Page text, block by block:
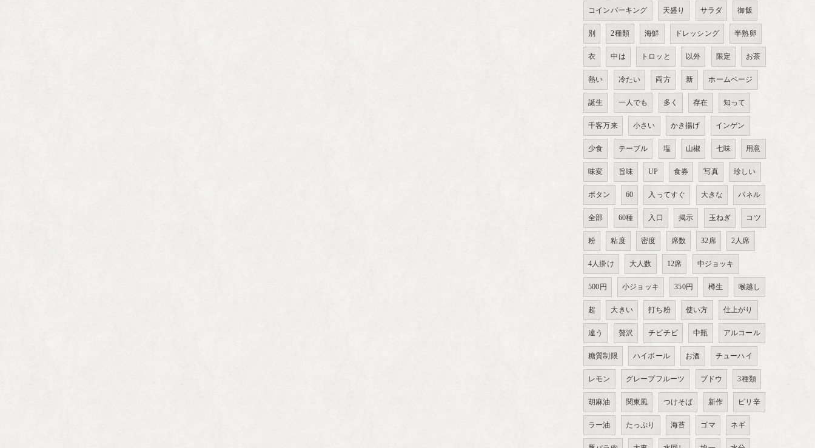
コインパーキング 天盛り サラダ 御飯
別 2種類 海鮮 ドレッシング 半熟卵
衣 中は トロッと 以外 限定 お茶
熱い 冷たい 両方 新 ホームページ
誕生 一人でも 多く 存在 知って
千客万来 小さい かき揚げ インゲン
少食 テーブル 塩 山椒 七味 用意
味変 旨味 UP 食券 写真 珍しい
ボタン 60 入ってすぐ 大きな パネル
全部 60種 入口 掲示 玉ねぎ コツ
粉 粘度 密度 席数 32席 2人席
4人掛け 大人数 12席 中ジョッキ
500円 小ジョッキ 350円 樽生 喉越し
超 大きい 打ち粉 使い方 仕上がり
違う 贅沢 チビチビ 中瓶 アルコール
糖質制限 ハイボール お酒 チューハイ
レモン グレープフルーツ ブドウ 3種類
胡麻油 関東風 つけそば 新作 ピリ辛
ラー油 たっぷり 海苔 ゴマ ネギ